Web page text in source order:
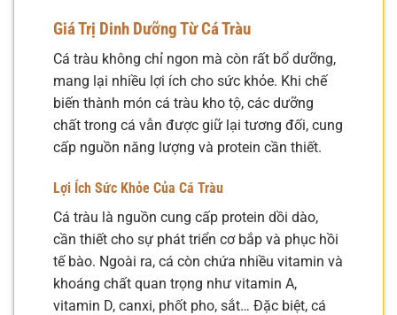
Giá Trị Dinh Dưỡng Từ Cá Tràu
Cá tràu không chỉ ngon mà còn rất bổ dưỡng,
mang lại nhiều lợi ích cho sức khỏe. Khi chế
biến thành món cá tràu kho tộ, các dưỡng
chất trong cá vẫn được giữ lại tương đối, cung
cấp nguồn năng lượng và protein cần thiết.
Lợi Ích Sức Khỏe Của Cá Tràu
Cá tràu là nguồn cung cấp protein dồi dào,
cần thiết cho sự phát triển cơ bắp và phục hồi
tế bào. Ngoài ra, cá còn chứa nhiều vitamin và
khoáng chất quan trọng như vitamin A,
vitamin D, canxi, phốt pho, sắt… Đặc biệt, cá